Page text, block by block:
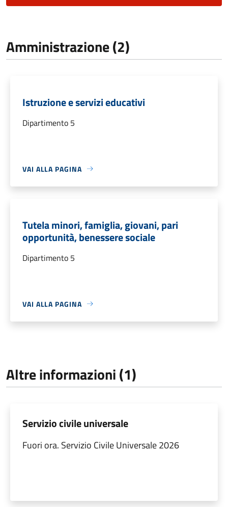
Amministrazione (2)
Istruzione e servizi educativi
Dipartimento 5
VAI ALLA PAGINA
Tutela minori, famiglia, giovani, pari
opportunità, benessere sociale
Dipartimento 5
VAI ALLA PAGINA
Altre informazioni (1)
Servizio civile universale
Fuori ora. Servizio Civile Universale 2026